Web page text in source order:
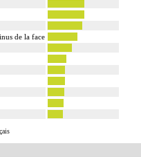
de la face